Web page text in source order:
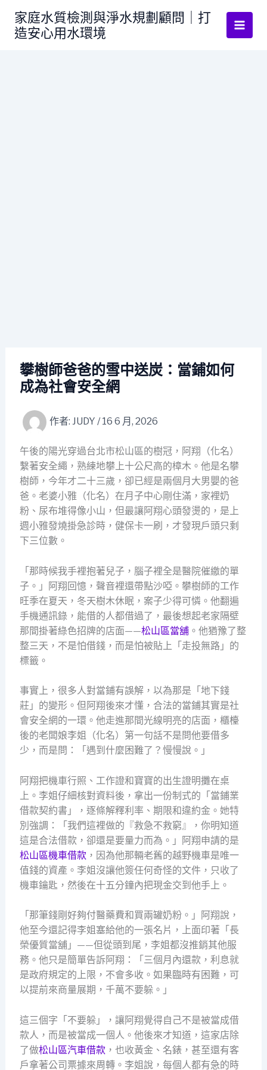
家庭水質檢測與淨水規劃顧問｜打
造安心用水環境
攀樹師爸爸的雪中送炭：當鋪如何
成為社會安全網
作者: JUDY /16 6 月, 2026
午後的陽光穿過台北市松山區的樹冠，阿翔（化名）
繫著安全繩，熟練地攀上十公尺高的樟木。他是名攀
樹師，今年才二十三歲，卻已經是兩個月大男嬰的爸
爸。老婆小雅（化名）在月子中心剛住滿，家裡奶
粉、尿布堆得像小山，但最讓阿翔心頭發燙的，是上
週小雅發燒掛急診時，健保卡一刷，才發現戶頭只剩
下三位數。
「那時候我手裡抱著兒子，腦子裡全是醫院催繳的單
子。」阿翔回憶，聲音裡還帶點沙啞。攀樹師的工作
旺季在夏天，冬天樹木休眠，案子少得可憐。他翻遍
手機通訊錄，能借的人都借過了，最後想起老家隔壁
那間掛著綠色招牌的店面——松山區當舖。他猶豫了整
整三天，不是怕借錢，而是怕被貼上「走投無路」的
標籤。
事實上，很多人對當鋪有誤解，以為那是「地下錢
莊」的變形。但阿翔後來才懂，合法的當鋪其實是社
會安全網的一環。他走進那間光線明亮的店面，櫃檯
後的老闆娘李姐（化名）第一句話不是問他要借多
少，而是問：「遇到什麼困難了？慢慢說。」
阿翔把機車行照、工作證和寶寶的出生證明攤在桌
上。李姐仔細核對資料後，拿出一份制式的「當鋪業
借款契約書」，逐條解釋利率、期限和違約金。她特
別強調：「我們這裡做的『救急不救窮』，你明知道
這是合法借款，卻還是要量力而為。」阿翔申請的是
松山區機車借款，因為他那輛老舊的越野機車是唯一
值錢的資產。李姐沒讓他簽任何奇怪的文件，只收了
機車鑰匙，然後在十五分鐘內把現金交到他手上。
「那筆錢剛好夠付醫藥費和買兩罐奶粉。」阿翔說，
他至今還記得李姐塞給他的一張名片，上面印著「長
榮優質當舖」——但從頭到尾，李姐都沒推銷其他服
務。他只是簡單告訴阿翔：「三個月內還款，利息就
是政府規定的上限，不會多收。如果臨時有困難，可
以提前來商量展期，千萬不要躲。」
這三個字「不要躲」，讓阿翔覺得自己不是被當成借
款人，而是被當成一個人。他後來才知道，這家店除
了做松山區汽車借款，也收黃金、名錶，甚至還有客
戶拿著公司票據來周轉。李姐說，每個人都有急的時